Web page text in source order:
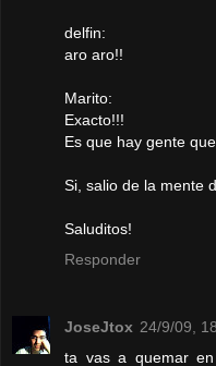
delfin:
aro aro!!
Marito:
Exacto!!!
Es que hay gente
Si, salio de la mente
Saluditos!
Responder
JoseJtox 24/9/09,
ta vas a quemar